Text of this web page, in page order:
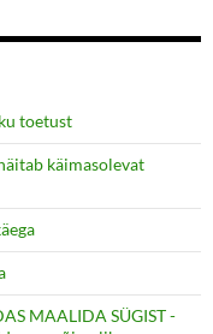
toetust
käimasolevat
MAALIDA SÜGIST -